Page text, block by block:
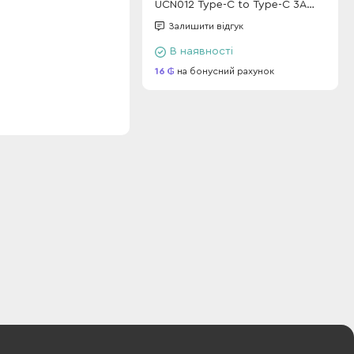
UCN012 Type-C to Type-C 3A
60W (1m) White
Залишити відгук
В наявності
16 на бонусний рахунок